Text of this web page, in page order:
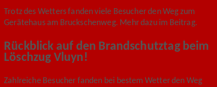
Trotz des Wetters fanden viele Besucher den Weg zum
Gerätehaus am Bruckschenweg. Mehr dazu im Beitrag.
Rückblick auf den Brandschutztag beim
Löschzug Vluyn!
Zahlreiche Besucher fanden bei bestem Wetter den Weg